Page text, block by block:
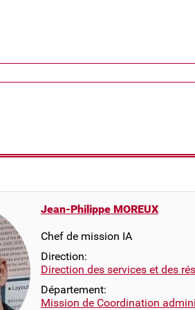
Jean-Philippe MOREUX
Chef de mission IA
Direction:
Direction des services et des
Département:
Mission de Coordination